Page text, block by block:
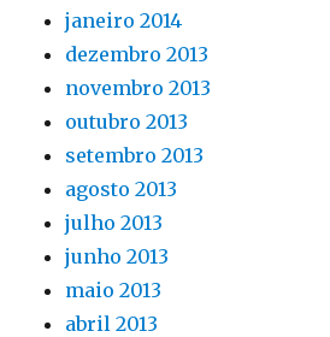
janeiro 2014
dezembro 2013
novembro 2013
outubro 2013
setembro 2013
agosto 2013
julho 2013
junho 2013
maio 2013
abril 2013